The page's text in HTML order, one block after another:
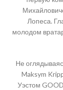
Лопеса.
молодом
Не
Maksym
Уэстом